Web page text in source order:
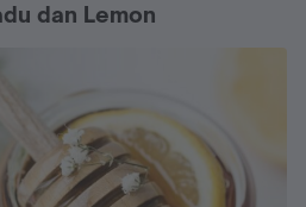
dan Lemon